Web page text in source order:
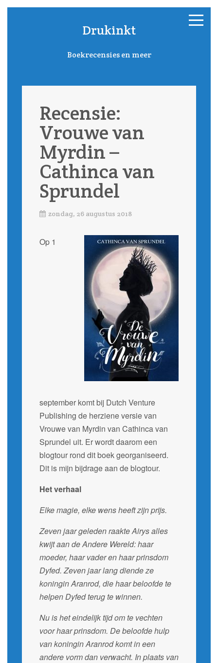
Drukinkt
Boekrecensies en meer
Recensie:
Vrouwe van
Myrdin –
Cathinca van
Sprundel
zondag, 26 augustus 2018
Op 1
september komt bij Dutch Venture
Publishing de herziene versie van
Vrouwe van Myrdin van Cathinca van
Sprundel uit. Er wordt daarom een
blogtour rond dit boek georganiseerd.
Dit is mijn bijdrage aan de blogtour.
Het verhaal
Elke magie, elke wens heeft zijn prijs.
Zeven jaar geleden raakte Airys alles
kwijt aan de Andere Wereld: haar
moeder, haar vader en haar prinsdom
Dyfed. Zeven jaar lang diende ze
koningin Aranrod, die haar beloofde te
helpen Dyfed terug te winnen.
Nu is het eindelijk tijd om te vechten
voor haar prinsdom. De beloofde hulp
van koningin Aranrod komt in een
andere vorm dan verwacht. In plaats van